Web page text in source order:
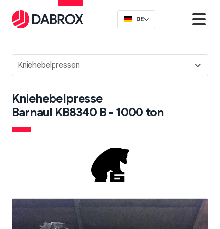
Kniehebelpressen
Kniehebelpresse
Barnaul KB8340 B - 1000 ton